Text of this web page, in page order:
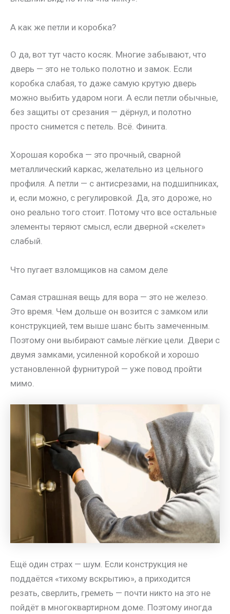
А как же петли и коробка?
О да, вот тут часто косяк. Многие забывают, что
дверь — это не только полотно и замок. Если
коробка слабая, то даже самую крутую дверь
можно выбить ударом ноги. А если петли обычные,
без защиты от срезания — дёрнул, и полотно
просто снимется с петель. Всё. Финита.
Хорошая коробка — это прочный, сварной
металлический каркас, желательно из цельного
профиля. А петли — с антисрезами, на подшипниках,
и, если можно, с регулировкой. Да, это дороже, но
оно реально того стоит. Потому что все остальные
элементы теряют смысл, если дверной «скелет»
слабый.
Что пугает взломщиков на самом деле
Самая страшная вещь для вора — это не железо.
Это время. Чем дольше он возится с замком или
конструкцией, тем выше шанс быть замеченным.
Поэтому они выбирают самые лёгкие цели. Двери с
двумя замками, усиленной коробкой и хорошо
установленной фурнитурой — уже повод пройти
мимо.
Ещё один страх — шум. Если конструкция не
поддаётся «тихому вскрытию», а приходится
резать, сверлить, греметь — почти никто на это не
пойдёт в многоквартирном доме. Поэтому иногда